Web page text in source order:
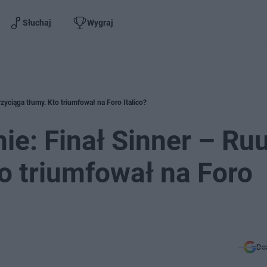
Słuchaj Wygraj
tłumy. Kto triumfował na Foro Italico?
Finał Sinner –
triumfował na Foro